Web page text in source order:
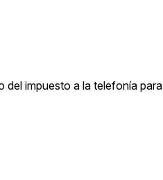
del impuesto a la telefonía para